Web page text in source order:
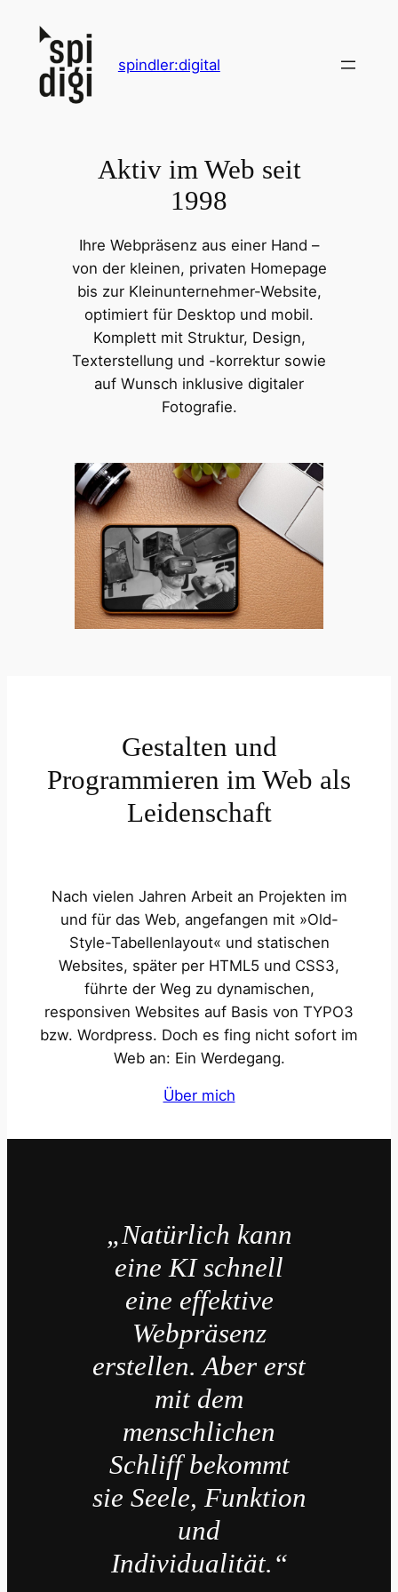
Inhalt
springen
spindler:digital
Aktiv im Web seit
1998
Ihre Webpräsenz aus einer Hand –
von der kleinen, privaten Homepage
bis zur Kleinunternehmer-Website,
optimiert für Desktop und mobil.
Komplett mit Struktur, Design,
Texterstellung und -korrektur sowie
auf Wunsch inklusive digitaler
Fotografie.
Gestalten und
Programmieren im Web als
Leidenschaft
Nach vielen Jahren Arbeit an Projekten im
und für das Web, angefangen mit »Old-
Style-Tabellenlayout« und statischen
Websites, später per HTML5 und CSS3,
führte der Weg zu dynamischen,
responsiven Websites auf Basis von TYPO3
bzw. Wordpress. Doch es fing nicht sofort im
Web an: Ein Werdegang.
Über mich
„Natürlich kann
eine KI schnell
eine effektive
Webpräsenz
erstellen. Aber erst
mit dem
menschlichen
Schliff bekommt
sie Seele, Funktion
und
Individualität.“